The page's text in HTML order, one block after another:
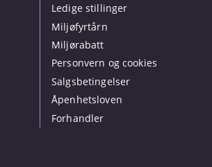
Ledige stillinger
Miljøfyrtårn
Miljørabatt
Personvern og cookies
Salgsbetingelser
Åpenhetsloven
Forhandler